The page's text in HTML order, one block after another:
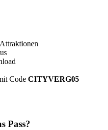
Code CITYVERG05
Pass?